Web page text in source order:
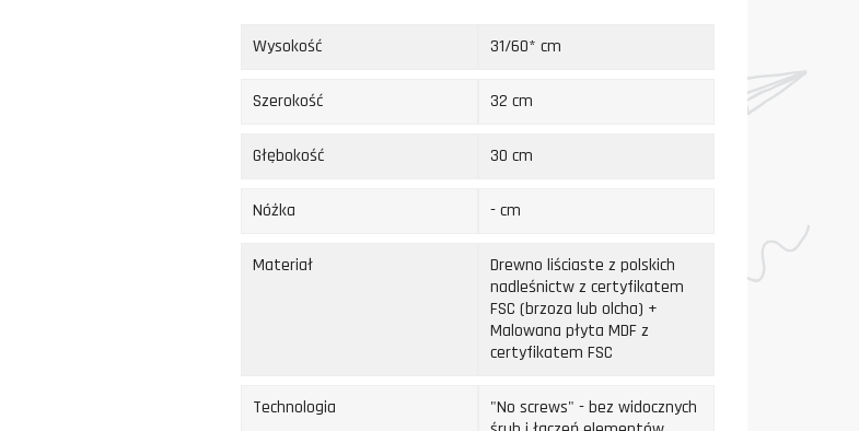
Wysokość 31/60* cm
Szerokość 32 cm
Głębokość 30 cm
Nóżka - cm
Materiał
Drewno liściaste z polskich
nadleśnictw z certyfikatem
FSC (brzoza lub olcha) +
Malowana płyta MDF z
certyfikatem FSC
Technologia
"No screws" - bez widocznych